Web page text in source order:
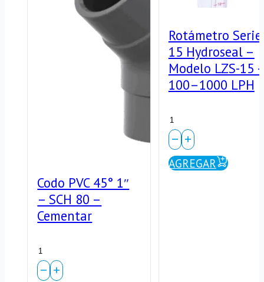
Codo PVC 45° 1″
– SCH 80 –
Cementar
Codo
PVC
Rotámetro Serie
15 Hydroseal –
Modelo LZS-15
100–1000 LPH
Rotámetro
Serie
15
AGREGAR